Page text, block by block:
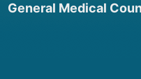
General Medical